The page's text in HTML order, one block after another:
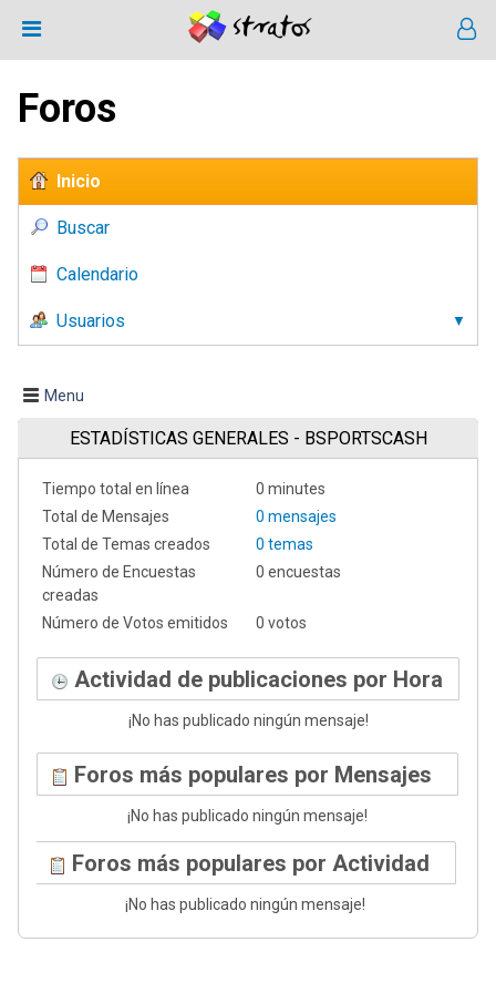
Foros
Inicio
Buscar
Calendario
Usuarios
Menu
ESTADÍSTICAS GENERALES - BSPORTSCASH
Tiempo total en línea
0 minutes
Total de Mensajes
0 mensajes
Total de Temas creados
0 temas
Número de Encuestas
creadas
0 encuestas
Número de Votos emitidos 0 votos
Actividad de publicaciones por Hora
¡No has publicado ningún mensaje!
Foros más populares por Mensajes
¡No has publicado ningún mensaje!
Foros más populares por Actividad
¡No has publicado ningún mensaje!